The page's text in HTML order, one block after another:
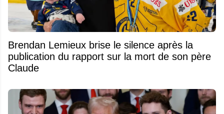
Brendan Lemieux brise le silence après la
publication du rapport sur la mort de son père
Claude